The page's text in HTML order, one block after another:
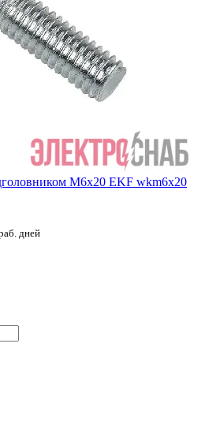
М6х20 EKF wkm6x20
дней